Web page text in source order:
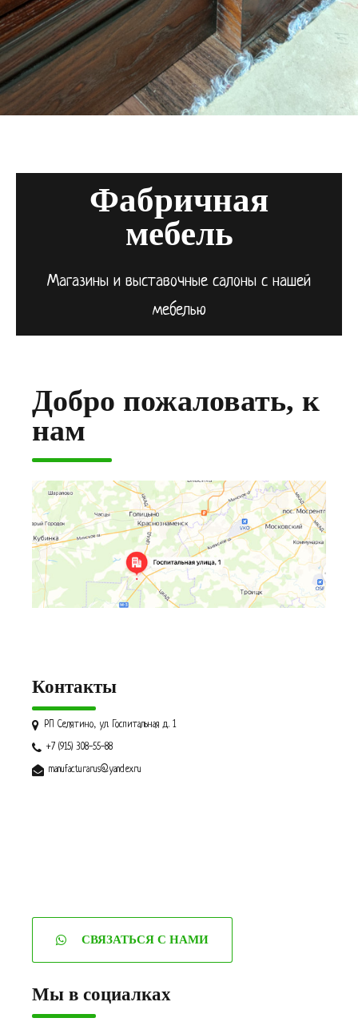
Фабричная
мебель
Магазины и выставочные салоны с нашей
мебелью
Добро пожаловать, к
нам
Контакты
РП Селятино, ул. Госпитальная д. 1
+7 (915) 308-55-88
manufacturarus@yandex.ru
СВЯЗАТЬСЯ С НАМИ
Мы в социалках